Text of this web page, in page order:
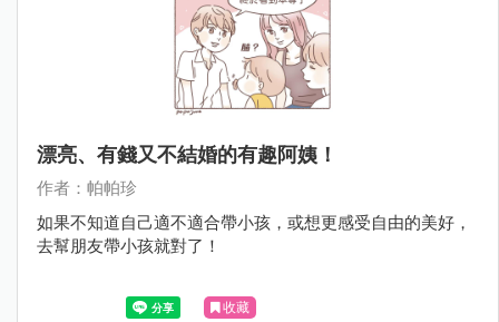
漂亮、有錢又不結婚的有趣阿姨！
作者：帕帕珍
如果不知道自己適不適合帶小孩，或想更感受自由的美好，
去幫朋友帶小孩就對了！
收藏